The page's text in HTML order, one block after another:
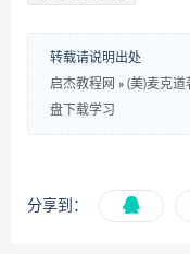
转载请说明出处
启杰教程网 » (美)麦克
盘下载学习
分享到：